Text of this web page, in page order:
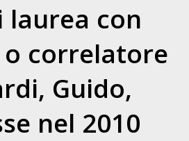
laurea con
correlatore
Guido,
nel 2010